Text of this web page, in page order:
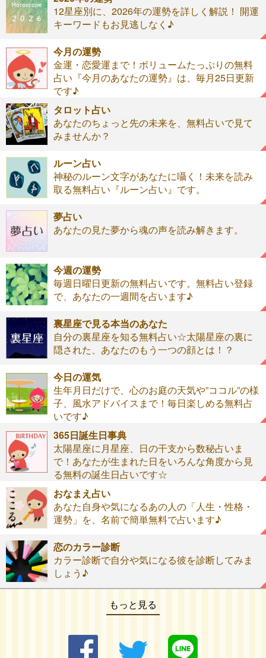
12星座別に、2026年の運勢を詳しく解説！ 開運
キーワードもお見逃しなく♪
今月の運勢
金運・恋愛運まで！ボリュームたっぷりの無料
占い『今月のあなたの運勢』は、毎月25日更新
です♪
タロット占い
あなたのちょっと先の未来を、無料占いで見て
みませんか？
ルーン占い
神秘のルーン文字があなたに囁く！未来を読み
取る無料占い『ルーン占い』です。
夢占い
あなたの見た夢から魂の声を読み解きます。
今週の運勢
毎週日曜日更新の無料占いです。無料占い登録
で、あなたの一週間を占います♪
裏星座で見る本当のあなた
自分の裏星座を知る無料占い☆太陽星座の裏に
隠された、あなたのもう一つの顔とは！？
今日の運気
生年月日だけで、心のお庭の天気や”ココル”の様
子、風水アドバイスまで！毎日楽しめる無料占
いです♪
365日誕生日事典
太陽星座に月星座、日の干支から数秘占いま
で！あなたが生まれた日をいろんな角度から見
る無料の誕生日占いです☆
おなまえ占い
あなた自身や気になるあの人の「人生・性格・
運勢」を、名前で簡単無料で占います♪
恋のカラー診断
カラー診断で自分や気になる彼を診断してみま
しょう♪
もっと見る